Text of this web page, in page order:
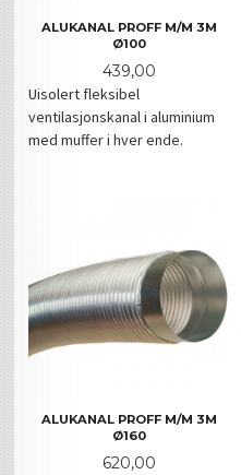
ALUKANAL PROFF M/M 3M
Ø100
Pris
439,00
Uisolert fleksibel
ventilasjonskanal i aluminium
med muffer i hver ende.
ALUKANAL PROFF M/M 3M
Ø160
Pris
620,00